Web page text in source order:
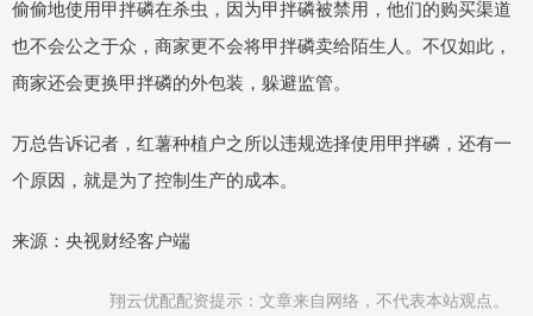
偷偷地使用甲拌磷在杀虫，因为甲拌磷被禁用，他们的购买渠道
也不会公之于众，商家更不会将甲拌磷卖给陌生人。不仅如此，
商家还会更换甲拌磷的外包装，躲避监管。
万总告诉记者，红薯种植户之所以违规选择使用甲拌磷，还有一
个原因，就是为了控制生产的成本。
来源：央视财经客户端
翔云优配配资提示：文章来自网络，不代表本站观点。